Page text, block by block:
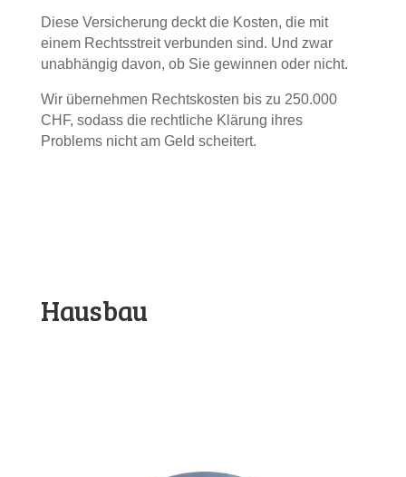
Diese Versicherung deckt die Kosten, die mit
einem Rechtsstreit verbunden sind. Und zwar
unabhängig davon, ob Sie gewinnen oder nicht.
Wir übernehmen Rechtskosten bis zu 250.000
CHF, sodass die rechtliche Klärung ihres
Problems nicht am Geld scheitert.
Hausbau